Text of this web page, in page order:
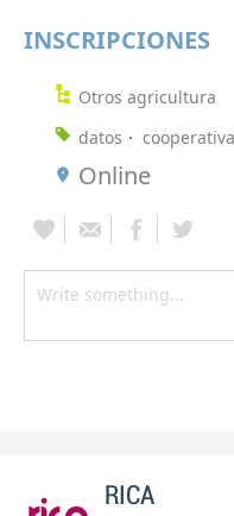
INSCRIPCIONES
Otros agricultura
datos
Online
RICA